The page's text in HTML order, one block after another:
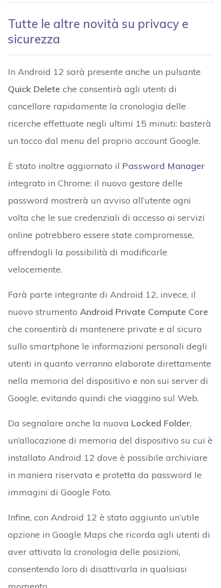
Tutte le altre novità su privacy e
sicurezza
In Android 12 sarà presente anche un pulsante
Quick Delete che consentirà agli utenti di
cancellare rapidamente la cronologia delle
ricerche effettuate negli ultimi 15 minuti: basterà
un tocco dal menu del proprio account Google.
È stato inoltre aggiornato il Password Manager
integrato in Chrome: il nuovo gestore delle
password mostrerà un avviso all’utente ogni
volta che le sue credenziali di accesso ai servizi
online potrebbero essere state compromesse,
offrendogli la possibilità di modificarle
velocemente.
Farà parte integrante di Android 12, invece, il
nuovo strumento Android Private Compute Core
che consentirà di mantenere private e al sicuro
sullo smartphone le informazioni personali degli
utenti in quanto verranno elaborate direttamente
nella memoria del dispositivo e non sui server di
Google, evitando quindi che viaggino sul Web.
Da segnalare anche la nuova Locked Folder,
un’allocazione di memoria del dispositivo su cui è
installato Android 12 dove è possibile archiviare
in maniera riservata e protetta da password le
immagini di Google Foto.
Infine, con Android 12 è stato aggiunto un’utile
opzione in Google Maps che ricorda agli utenti di
aver attivato la cronologia delle posizioni,
consentendo loro di disattivarla in qualsiasi